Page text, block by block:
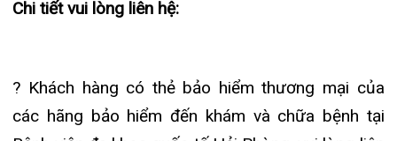
THUỐC NAM, THUỐC BẮC KHÔ...
TỔNG QUAN VỀ BỆNH LÝ THOÁI
HÓA KHỚP VÀ CƠ SỞ SI...